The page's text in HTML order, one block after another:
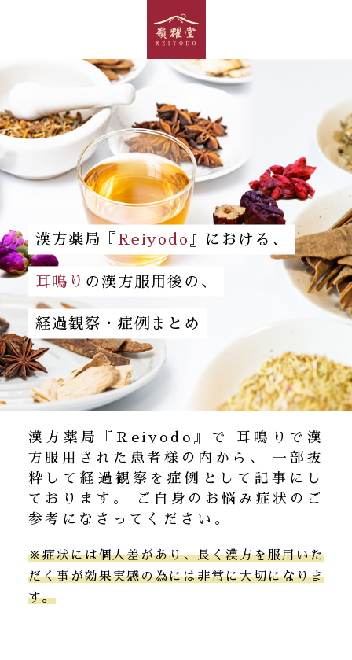
漢方薬局『Reiyodo 』における、
耳鳴り の漢方服用後の、
経過観察・症例まとめ
漢方薬局『Reiyodo』で 耳鳴りで漢
方服用された患者様の内から、
一部抜
粋して経過観察を症例として記事にし
ております。
ご自身のお悩み症状のご
参考になさってください。
※症状には個人差があり、長く漢方を服用いた
だく事が効果実感の為には非常に大切になりま
す。